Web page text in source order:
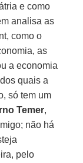
e como
analisa as
como o
as
a economia
quais a
só tem um
Temer,
não há
pelo